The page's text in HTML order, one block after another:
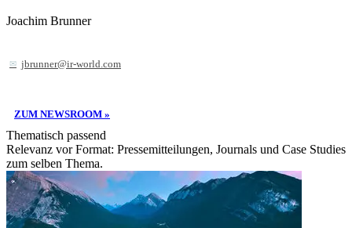
Joachim Brunner
jbrunner@ir-world.com
ZUM NEWSROOM »
Thematisch passend
Relevanz vor Format: Pressemitteilungen, Journals und Case Studies
zum selben Thema.